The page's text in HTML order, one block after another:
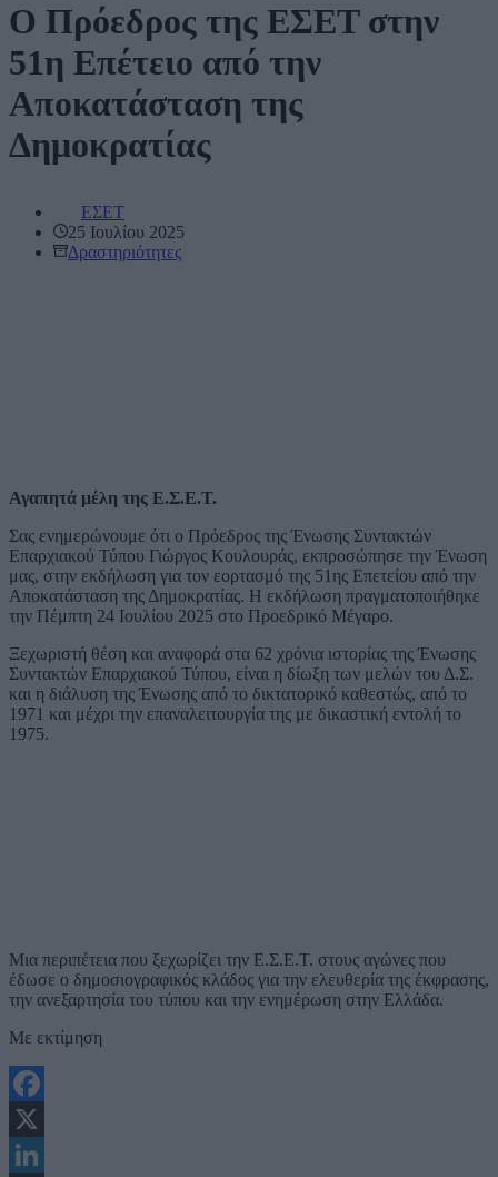
Ο Πρόεδρος της ΕΣΕΤ στην
51η Επέτειο από την
Αποκατάσταση της
Δημοκρατίας
ΕΣΕΤ
25 Ιουλίου 2025
Δραστηριότητες
Αγαπητά μέλη της Ε.Σ.Ε.Τ.
Σας ενημερώνουμε ότι ο Πρόεδρος της Ένωσης Συντακτών
Επαρχιακού Τύπου Γιώργος Κουλουράς, εκπροσώπησε την Ένωση
μας, στην εκδήλωση για τον εορτασμό της 51ης Επετείου από την
Αποκατάσταση της Δημοκρατίας. Η εκδήλωση πραγματοποιήθηκε
την Πέμπτη 24 Ιουλίου 2025 στο Προεδρικό Μέγαρο.
Ξεχωριστή θέση και αναφορά στα 62 χρόνια ιστορίας της Ένωσης
Συντακτών Επαρχιακού Τύπου, είναι η δίωξη των μελών του Δ.Σ.
και η διάλυση της Ένωσης από το δικτατορικό καθεστώς, από το
1971 και μέχρι την επαναλειτουργία της με δικαστική εντολή το
1975.
Μια περιπέτεια που ξεχωρίζει την Ε.Σ.Ε.Τ. στους αγώνες που
έδωσε ο δημοσιογραφικός κλάδος για την ελευθερία της έκφρασης,
την ανεξαρτησία του τύπου και την ενημέρωση στην Ελλάδα.
Με εκτίμηση
Facebook
X